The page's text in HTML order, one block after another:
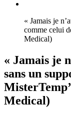
« Jamais je
comme celui
Medical)
« Jamais je
sans un
Medical)